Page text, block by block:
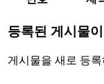
등록된 게시물
게시물을 새로 등